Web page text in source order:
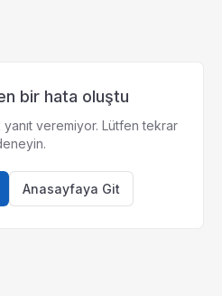
bir hata oluştu
veremiyor. Lütfen tekrar
Anasayfaya Git